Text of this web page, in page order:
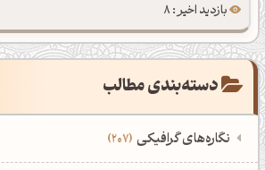
بازدید اخیر : 8
دسته‌بندی مطالب
نگاره‌های گرافیکی 207